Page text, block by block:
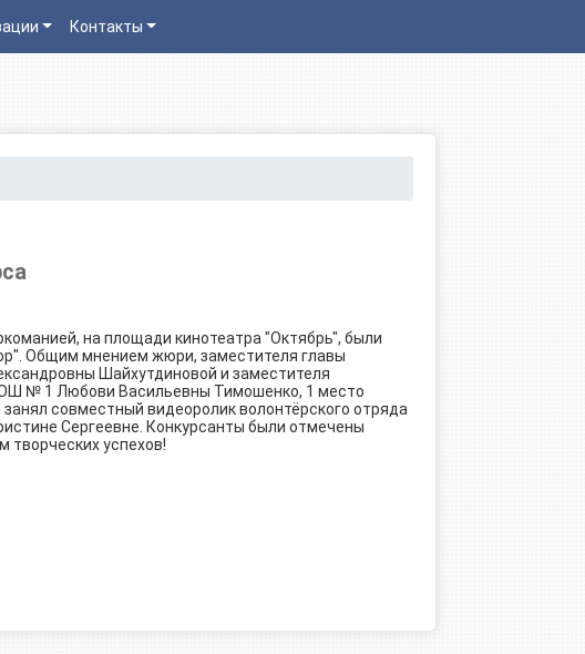
Контакты
на площади кинотеатра "Октябрь", были
Общим мнением жюри, заместителя главы
Шайхутдиновой и заместителя
№ 1 Любови Васильевны Тимошенко, 1 место
совместный видеоролик волонтёрского отряда
Сергеевне. Конкурсанты были отмечены
успехов!